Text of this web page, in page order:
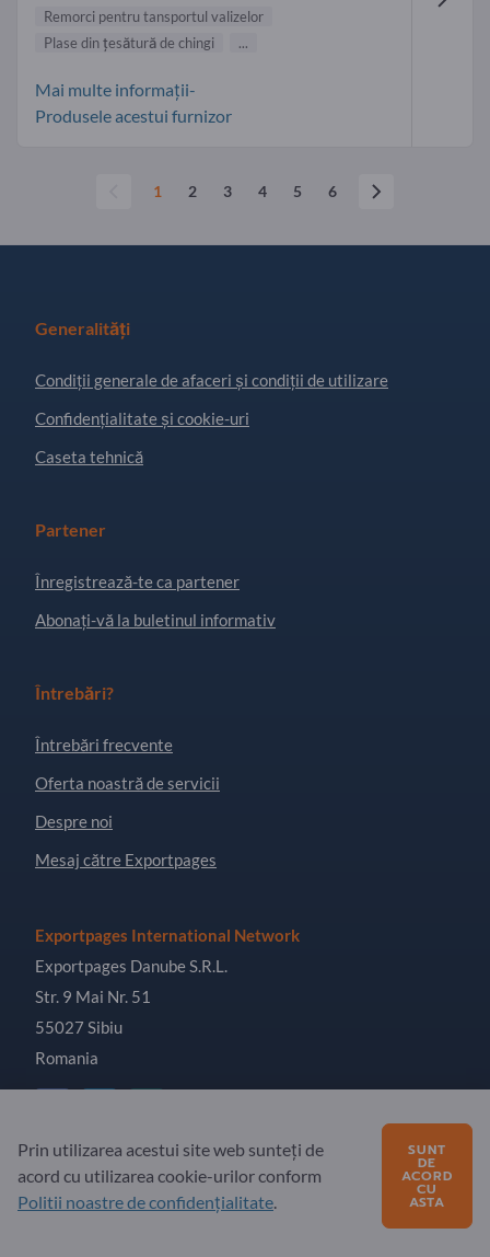
Remorci pentru tansportul valizelor
Plase din țesătură de chingi
...
Mai multe informații-
Produsele acestui furnizor
1 2 3 4 5 6
Generalități
Condiţii generale de afaceri și condiții de utilizare
Confidențialitate și cookie-uri
Caseta tehnică
Partener
Înregistrează-te ca partener
Abonați-vă la buletinul informativ
Întrebări?
Întrebări frecvente
Oferta noastră de servicii
Despre noi
Mesaj către Exportpages
Exportpages International Network
Exportpages Danube S.R.L.
Str. 9 Mai Nr. 51
55027 Sibiu
Romania
Copyright © 2026 Exportpages International GmbH. All
Rights Reserved.
Prin utilizarea acestui site web sunteți de
acord cu utilizarea cookie-urilor conform
Politii noastre de confidențialitate.
SUNT
DE
ACORD
CU
ASTA